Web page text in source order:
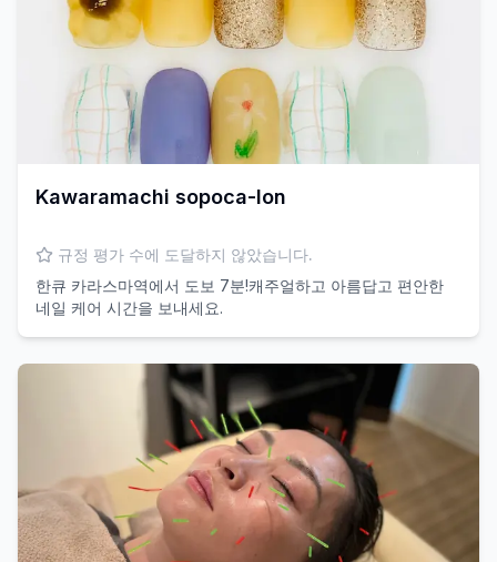
Kawaramachi sopoca-lon
규정 평가 수에 도달하지 않았습니다.
한큐 카라스마역에서 도보 7분!캐주얼하고 아름답고 편안한
네일 케어 시간을 보내세요.